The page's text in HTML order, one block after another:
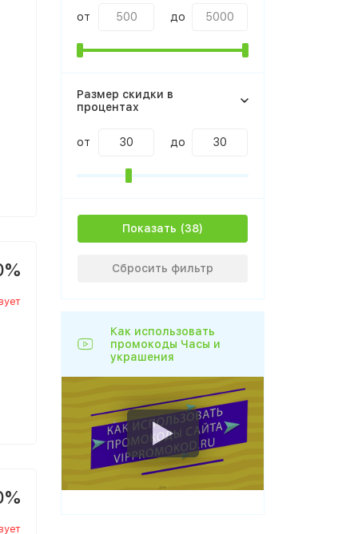
от до
Размер скидки в
процентах
от до
Показать
Сбросить фильтр
Как использовать
промокоды Часы и
украшения